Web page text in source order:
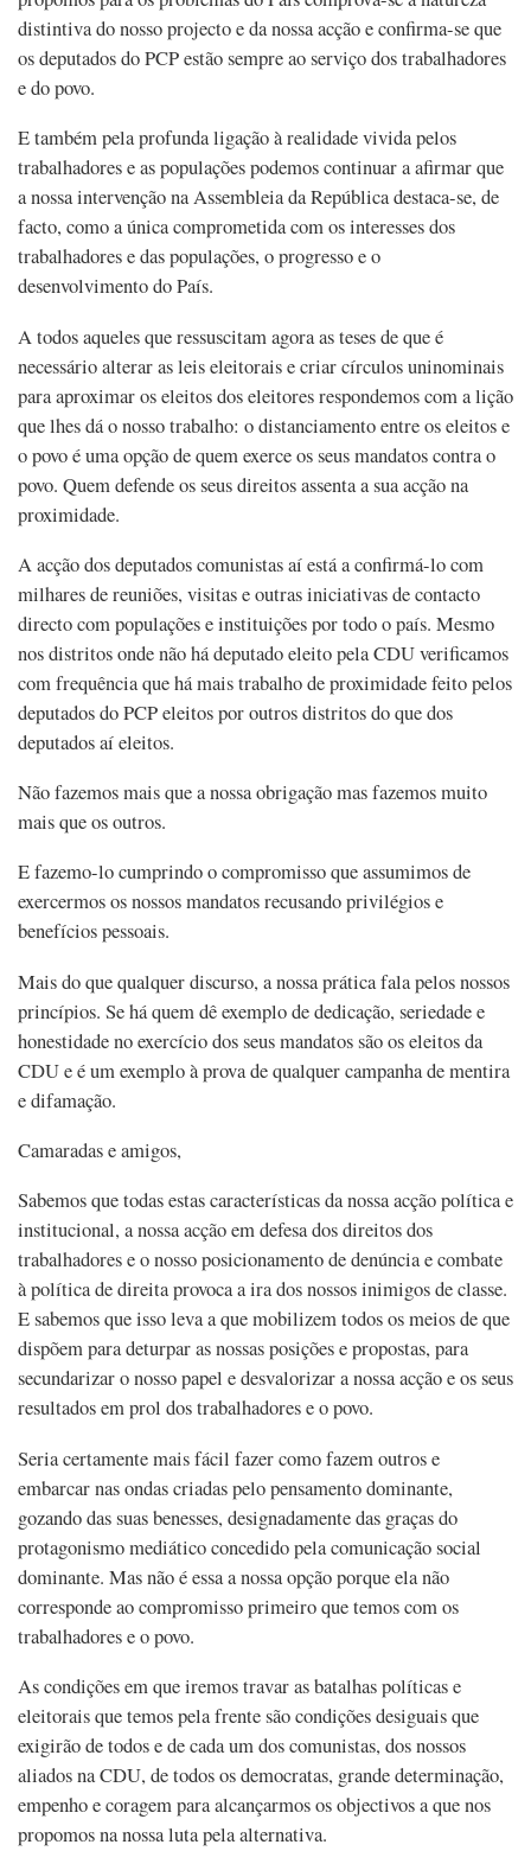
distintiva do nosso projecto e da nossa acção e confirma-se que
os deputados do PCP estão sempre ao serviço dos trabalhadores
e do povo.
E também pela profunda ligação à realidade vivida pelos
trabalhadores e as populações podemos continuar a afirmar que
a nossa intervenção na Assembleia da República destaca-se, de
facto, como a única comprometida com os interesses dos
trabalhadores e das populações, o progresso e o
desenvolvimento do País.
A todos aqueles que ressuscitam agora as teses de que é
necessário alterar as leis eleitorais e criar círculos uninominais
para aproximar os eleitos dos eleitores respondemos com a lição
que lhes dá o nosso trabalho: o distanciamento entre os eleitos e
o povo é uma opção de quem exerce os seus mandatos contra o
povo. Quem defende os seus direitos assenta a sua acção na
proximidade.
A acção dos deputados comunistas aí está a confirmá-lo com
milhares de reuniões, visitas e outras iniciativas de contacto
directo com populações e instituições por todo o país. Mesmo
nos distritos onde não há deputado eleito pela CDU verificamos
com frequência que há mais trabalho de proximidade feito pelos
deputados do PCP eleitos por outros distritos do que dos
deputados aí eleitos.
Não fazemos mais que a nossa obrigação mas fazemos muito
mais que os outros.
E fazemo-lo cumprindo o compromisso que assumimos de
exercermos os nossos mandatos recusando privilégios e
benefícios pessoais.
Mais do que qualquer discurso, a nossa prática fala pelos nossos
princípios. Se há quem dê exemplo de dedicação, seriedade e
honestidade no exercício dos seus mandatos são os eleitos da
CDU e é um exemplo à prova de qualquer campanha de mentira
e difamação.
Camaradas e amigos,
Sabemos que todas estas características da nossa acção política e
institucional, a nossa acção em defesa dos direitos dos
trabalhadores e o nosso posicionamento de denúncia e combate
à política de direita provoca a ira dos nossos inimigos de classe.
E sabemos que isso leva a que mobilizem todos os meios de que
dispõem para deturpar as nossas posições e propostas, para
secundarizar o nosso papel e desvalorizar a nossa acção e os seus
resultados em prol dos trabalhadores e o povo.
Seria certamente mais fácil fazer como fazem outros e
embarcar nas ondas criadas pelo pensamento dominante,
gozando das suas benesses, designadamente das graças do
protagonismo mediático concedido pela comunicação social
dominante. Mas não é essa a nossa opção porque ela não
corresponde ao compromisso primeiro que temos com os
trabalhadores e o povo.
As condições em que iremos travar as batalhas políticas e
eleitorais que temos pela frente são condições desiguais que
exigirão de todos e de cada um dos comunistas, dos nossos
aliados na CDU, de todos os democratas, grande determinação,
empenho e coragem para alcançarmos os objectivos a que nos
propomos na nossa luta pela alternativa.